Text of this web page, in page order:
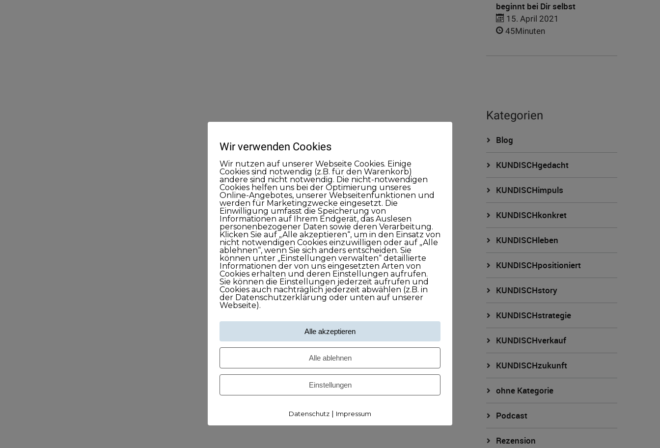
beginnt bei Dir selbst
15. April 2021
45Minuten
Kategorien
Blog
KUNDISCHgedacht
KUNDISCHimpuls
KUNDISCHkonkret
KUNDISCHleben
KUNDISCHpositioniert
KUNDISCHstory
KUNDISCHstrategie
KUNDISCHverkauf
KUNDISCHzukunft
ohne Kategorie
Podcast
Rezension
Wir verwenden Cookies
Wir nutzen auf unserer Webseite Cookies. Einige
Cookies sind notwendig (z.B. für den Warenkorb)
andere sind nicht notwendig. Die nicht-notwendigen
Cookies helfen uns bei der Optimierung unseres
Online-Angebotes, unserer Webseitenfunktionen und
werden für Marketingzwecke eingesetzt. Die
Einwilligung umfasst die Speicherung von
Informationen auf Ihrem Endgerät, das Auslesen
personenbezogener Daten sowie deren Verarbeitung.
Klicken Sie auf „Alle akzeptieren“, um in den Einsatz von
nicht notwendigen Cookies einzuwilligen oder auf „Alle
ablehnen“, wenn Sie sich anders entscheiden. Sie
können unter „Einstellungen verwalten“ detaillierte
Informationen der von uns eingesetzten Arten von
Cookies erhalten und deren Einstellungen aufrufen.
Sie können die Einstellungen jederzeit aufrufen und
Cookies auch nachträglich jederzeit abwählen (z.B. in
der Datenschutzerklärung oder unten auf unserer
Webseite).
Alle akzeptieren
Alle ablehnen
Einstellungen
Datenschutz | Impressum